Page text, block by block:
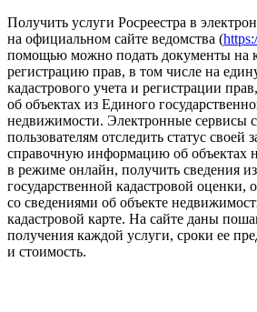
Получить услуги Росреестра в
на официальном сайте ведомства (
помощью можно подать документы на
регистрацию прав, в том числе на
кадастрового учета и регистрации
об объектах из Единого
недвижимости. Электронные сервисы
пользователям отследить статус своей
справочную информацию об объектах
в режиме онлайн, получить сведения
государственной кадастровой оценки,
со сведениями об объекте
кадастровой карте. На сайте даны
получения каждой услуги, сроки ее
и стоимость.